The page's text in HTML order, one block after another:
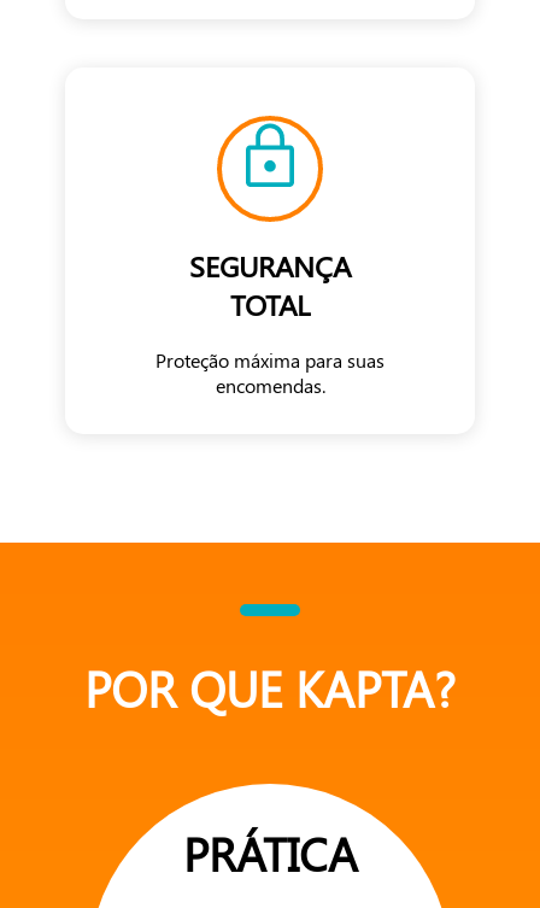
SEGURANÇA
TOTAL
Proteção máxima para suas
encomendas.
POR QUE KAPTA?
PRÁTICA